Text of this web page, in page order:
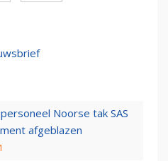
Noorse tak SAS
afgeblazen